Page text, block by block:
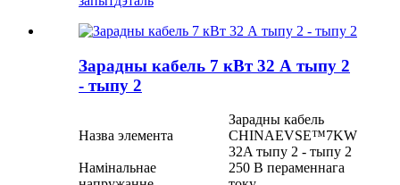
Зарадны кабель 7 кВт 32 А тыпу 2
- тыпу 2
Назва элемента
Зарадны кабель
CHINAEVSE™️7KW
32A тыпу 2 - тыпу 2
Намінальнае
250 В пераменнага